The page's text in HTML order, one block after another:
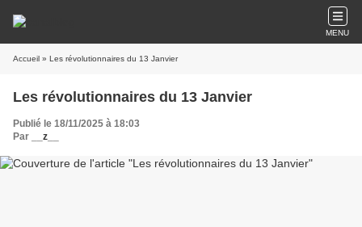
MENU
Accueil » Les révolutionnaires du 13 Janvier
Les révolutionnaires du 13 Janvier
Publié le 18/11/2025 à 18:03
Par
__z__